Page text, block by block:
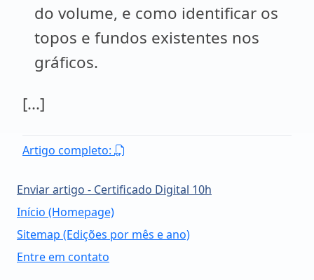
do volume, e como identificar os
topos e fundos existentes nos
gráficos.
[...]
Artigo completo:
Enviar artigo - Certificado Digital 10h
Início (Homepage)
Sitemap (Edições por mês e ano)
Entre em contato